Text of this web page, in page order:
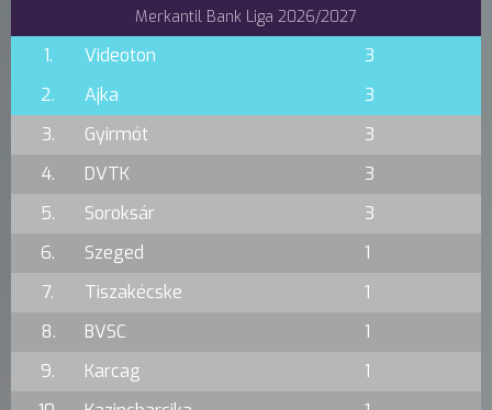
Merkantil Bank Liga 2026/2027
1. Videoton
3
2.
Ajka
3
3.
Gyirmót
3
4.
DVTK
3
5.
Soroksár
3
6.
Szeged
1
7.
Tiszakécske
1
8.
BVSC
1
9.
Karcag
1